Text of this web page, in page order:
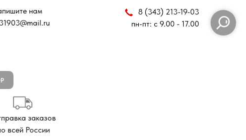
8 (343) 213-19-03
пн-пт: с 9.00 - 17.00